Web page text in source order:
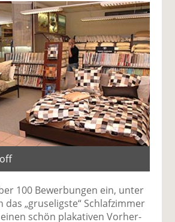
100 Bewerbungen ein, unter
das „gruseligste“ Schlafzimmer
schön plakativen Vorher-